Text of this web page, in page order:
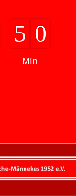
5
5 0
0
Min